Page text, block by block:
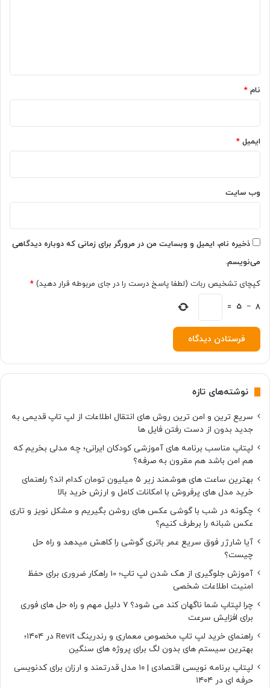
د
ب
د
ن
ی
د
R
G
B
م
ف
ی
ب
ر
ا
گ
ی
ه
نام *
ایمیل *
وب‌ سایت
ذخیره نام، ایمیل و وبسایت من در مرورگر برای زمانی که دوباره دیدگاهی
می‌نویسم.
کپچای تشخیص ربات (لطفا پاسخ درست را در جای مربوطه قرار دهید) *
8
−
5
=
نوشته‌های تازه
سریع ترین و امن ترین روش های انتقال اطلاعات از لپ تاپ قدیمی به
جدید بدون از دست رفتن فایل ها
لپتاپ مناسب برنامه های آموزشی کودکان ایرانی؛ چه مدلی بخریم که
هم امن باشد هم مقرون به صرفه؟
بهترین ساعت های هوشمند زیر ۵ میلیون تومان کدام اند؟ راهنمای
خرید مدل های پرفروش با امکانات کامل و ارزش خرید بالا
چگونه در شب با گوشی عکس های روشن بگیریم و مشکل نویز و تاری
عکس شبانه را برطرف کنیم؟
آیا شارژر فوق سریع عمر باتری گوشی را کاهش میدهد و راه حل
چیست؟
آموزش جلوگیری از هک شدن لپ تاپ؛ 10 راهکار ضروری برای حفظ
امنیت اطلاعات شخصی
چرا لپتاپ شما ناگهان کند می شود؟ ۷ دلیل مهم و راه حل های فوری
برای افزایش سرعت
راهنمای خرید لپ تاپ مخصوص معماری و رندرینگ Revit در ۱۴۰۴؛
بهترین سیستم های بدون لگ برای پروژه های سنگین
لپتاپ برنامه نویسی اقتصادی | ۱۰ مدل قدرتمند و ارزان برای کدنویسی
حرفه ای در ۱۴۰۴